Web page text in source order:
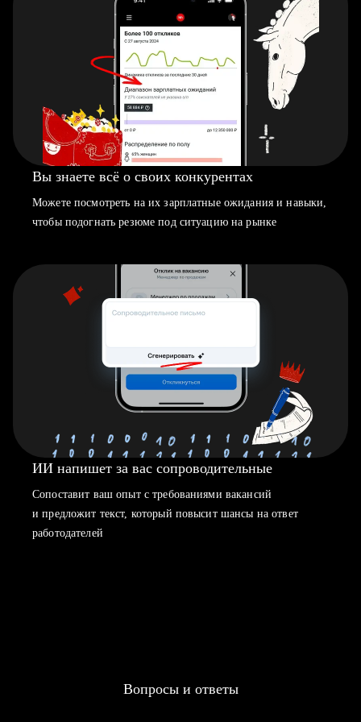
Вы знаете всё о своих конкурентах
Можете посмотреть на их зарплатные ожидания и навыки,
чтобы подогнать резюме под ситуацию на рынке
ИИ напишет за вас сопроводительные
Сопоставит ваш опыт с требованиями вакансий
и предложит текст, который повысит шансы на ответ
работодателей
Вопросы и ответы